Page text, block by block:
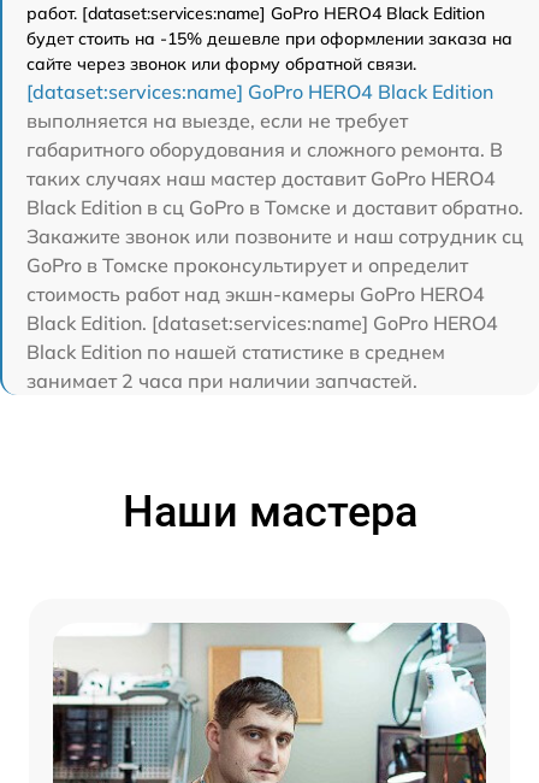
работ. [dataset:services:name] GoPro HERO4 Black Edition
будет стоить на -15% дешевле при оформлении заказа на
сайте через звонок или форму обратной связи.
[dataset:services:name] GoPro HERO4 Black Edition
выполняется на выезде, если не требует
габаритного оборудования и сложного ремонта. В
таких случаях наш мастер доставит GoPro HERO4
Black Edition в сц GoPro в Томске и доставит обратно.
Закажите звонок или позвоните и наш сотрудник сц
GoPro в Томске проконсультирует и определит
стоимость работ над экшн-камеры GoPro HERO4
Black Edition. [dataset:services:name] GoPro HERO4
Black Edition по нашей статистике в среднем
занимает 2 часа при наличии запчастей.
Наши мастера